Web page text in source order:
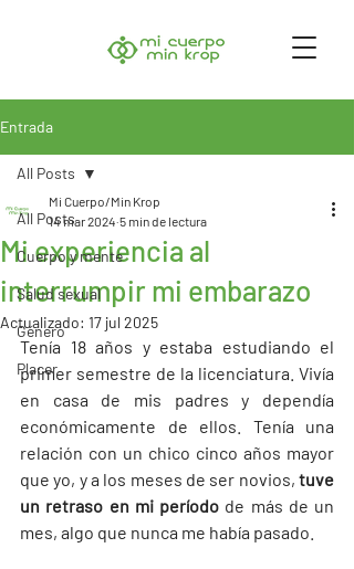
Entrada
All Posts
Cuerpo y mente
Salud sexual
Género
Placer
All Posts
Mi experiencia al
interrumpir mi embarazo
Mi Cuerpo/Min Krop
14 mar 2024 5 min de lectura
Actualizado: 17 jul 2025
Tenía 18 años y estaba estudiando el
primer semestre de la licenciatura. Vivía
en casa de mis padres y dependía
económicamente de ellos. Tenía una
relación con un chico cinco años mayor
que yo, y a los meses de ser novios, tuve
un retraso en mi período de más de un
mes, algo que nunca me había pasado.